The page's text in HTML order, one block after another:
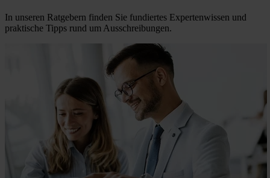
In unseren Ratgebern finden Sie fundiertes Expertenwissen und
praktische Tipps rund um Ausschreibungen.